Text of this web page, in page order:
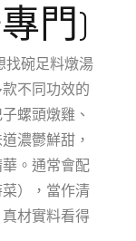
門)
找碗足料燉湯
不同功效的
螺頭燉雞、
濃鬱鮮甜，
。通常會配
），當作清
材實料看得